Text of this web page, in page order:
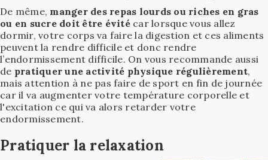
De même, manger des repas lourds ou riches en gras
ou en sucre doit être évité car lorsque vous allez
dormir, votre corps va faire la digestion et ces aliments
peuvent la rendre difficile et donc rendre
l’endormissement difficile. On vous recommande aussi
de pratiquer une activité physique régulièrement,
mais attention à ne pas faire de sport en fin de journée
car il va augmenter votre température corporelle et
l'excitation ce qui va alors retarder votre
endormissement.
Pratiquer la relaxation